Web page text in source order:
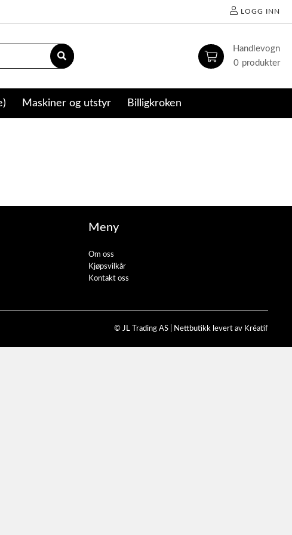
LOGG INN
0
Maskiner og utstyr Billigkroken
Meny
Om oss
Kjøpsvilkår
Kontakt oss
© JL Trading AS | Nettbutikk levert av Kréatif